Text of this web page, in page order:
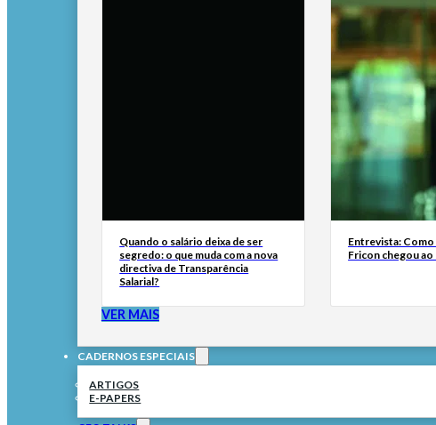
Quando o salário deixa de ser
segredo: o que muda com a nova
directiva de Transparência
Salarial?
Entrevista:
Fricon chegou ao
VER MAIS
CADERNOS ESPECIAIS
ARTIGOS
E-PAPERS